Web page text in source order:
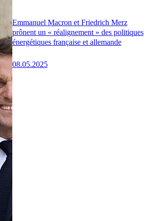
Emmanuel Macron et Friedrich Merz
prônent un « réalignement » des politiques
énergétiques française et allemande
08.05.2025